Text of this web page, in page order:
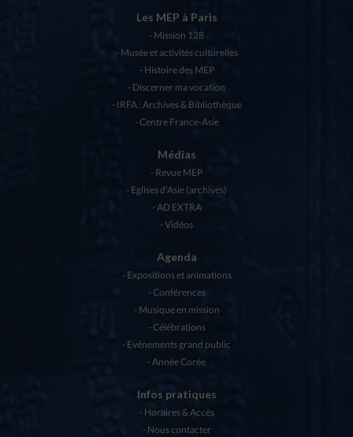
Les MEP à Paris
Mission 128
Musée et activités culturelles
Histoire des MEP
Discerner ma vocation
IRFA : Archives & Bibliothèque
Centre France-Asie
Médias
Revue MEP
Eglises d’Asie (archives)
AD EXTRA
Vidéos
Agenda
Expositions et animations
Conférences
Musique en mission
Célébrations
Evénements grand public
Année Corée
Infos pratiques
Horaires & Accès
Nous contacter